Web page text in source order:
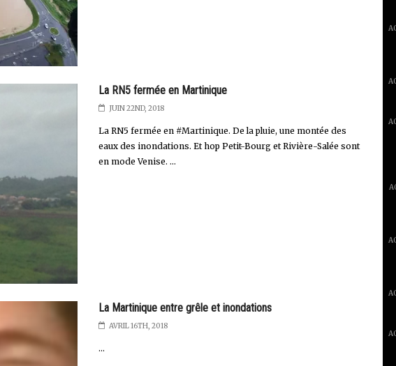
La RN5 fermée en Martinique
JUIN 22ND, 2018
La RN5 fermée en #Martinique. De la pluie, une montée des
eaux des inondations. Et hop Petit-Bourg et Rivière-Salée sont
en mode Venise. ...
La Martinique entre grêle et inondations
AVRIL 16TH, 2018
...